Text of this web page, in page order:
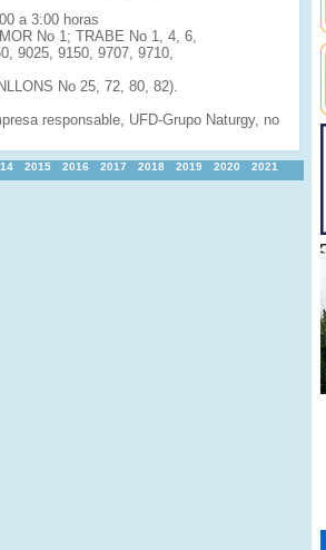
a 3:00 horas
No 1; TRABE No 1, 4, 6,
9025, 9150, 9707, 9710,
No 25, 72, 80, 82).
responsable, UFD-Grupo Naturgy, no
2015 2016 2017 2018 2019 2020
2021